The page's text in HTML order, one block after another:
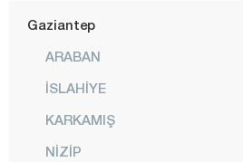
Gaziantep
ARABAN
İSLAHİYE
KARKAMIŞ
NİZİP